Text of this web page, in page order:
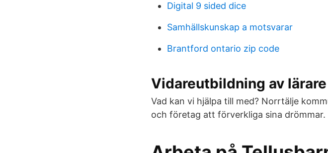
Digital 9 sided dice
Samhällskunskap a motsvarar
Brantford ontario zip code
Vidareutbildning av
Vad kan vi hjälpa till med? Norrtälje
och företag att förverkliga sina drömmar.